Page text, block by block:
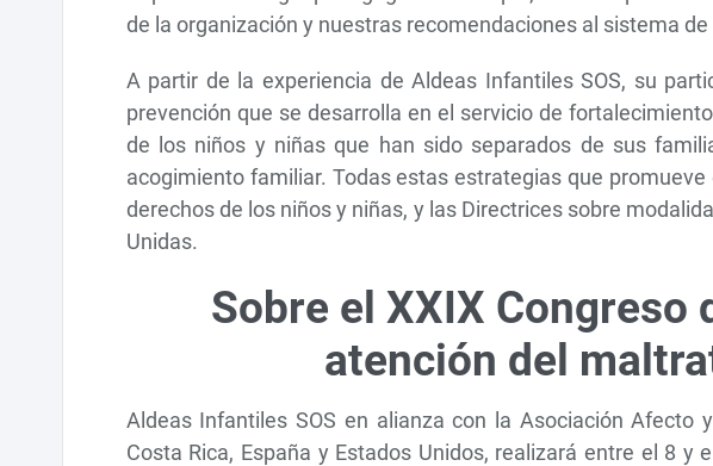
de la organización y nuestras recomendaciones al sistema
A partir de la experiencia de Aldeas Infantiles SOS, su
prevención que se desarrolla en el servicio de
de los niños y niñas que han sido separados de sus
acogimiento familiar. Todas estas estrategias que
derechos de los niños y niñas, y las Directrices sobre
Unidas.
Sobre el XXIX Congreso
atención del
Aldeas Infantiles SOS en alianza con la Asociación Afecto
Costa Rica, España y Estados Unidos, realizará entre el 8 y